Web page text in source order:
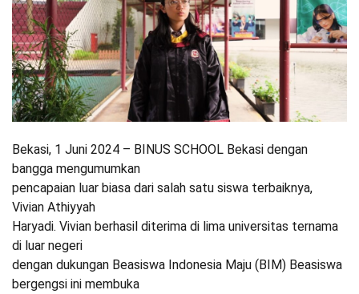
Bekasi, 1 Juni 2024 – BINUS SCHOOL Bekasi dengan
bangga mengumumkan
pencapaian luar biasa dari salah satu siswa terbaiknya,
Vivian Athiyyah
Haryadi. Vivian berhasil diterima di lima universitas ternama
di luar negeri
dengan dukungan Beasiswa Indonesia Maju (BIM) Beasiswa
bergengsi ini membuka